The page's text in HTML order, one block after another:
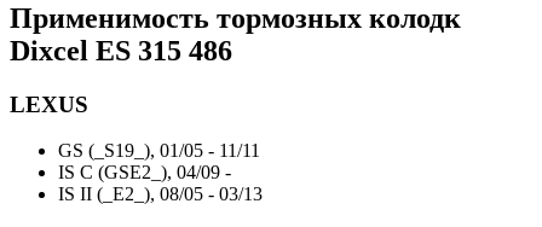
Применимость тормозных колодк
Dixcel ES 315 486
LEXUS
GS (_S19_), 01/05 - 11/11
IS C (GSE2_), 04/09 -
IS II (_E2_), 08/05 - 03/13